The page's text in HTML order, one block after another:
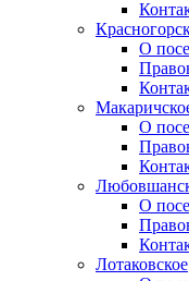
О
О
О
Лотаковское